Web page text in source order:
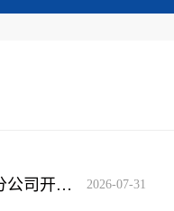
党建引领聚合力 保险惠民暖民心——农银人寿辽宁分公司开展“7·8全国保险公众宣传日”社区公益活动 2026-07-31